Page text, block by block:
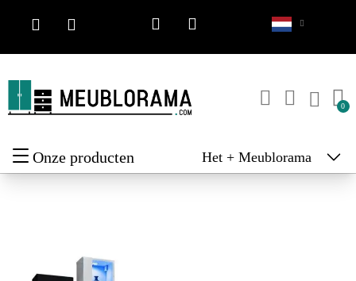
Onze producten Het + Meublorama